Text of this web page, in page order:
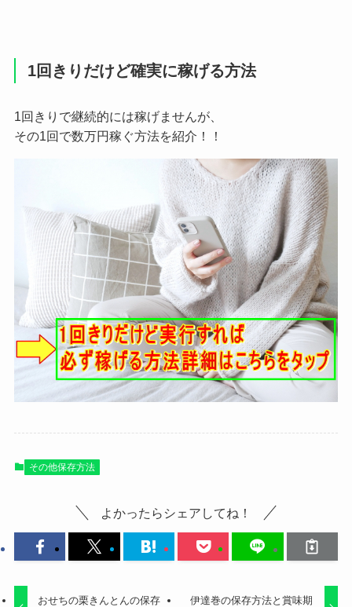
1回きりだけど確実に稼げる方法
1回きりで継続的には稼げませんが、
その1回で数万円稼ぐ方法を紹介！！
その他保存方法
よかったらシェアしてね！
おせちの栗きんとんの保存
伊達巻の保存方法と賞味期